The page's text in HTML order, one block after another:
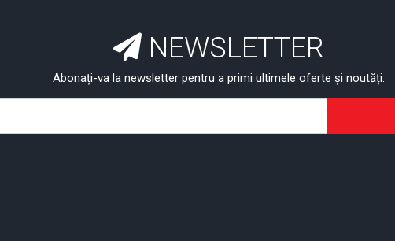
NEWSLETTER
Abonați-va la newsletter pentru a primi ultimele oferte și noutăți: